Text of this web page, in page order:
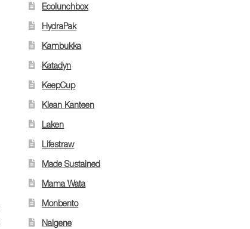
Ecolunchbox
HydraPak
Kambukka
Katadyn
KeepCup
Klean Kanteen
Laken
Lifestraw
Made Sustained
Mama Wata
Monbento
Nalgene